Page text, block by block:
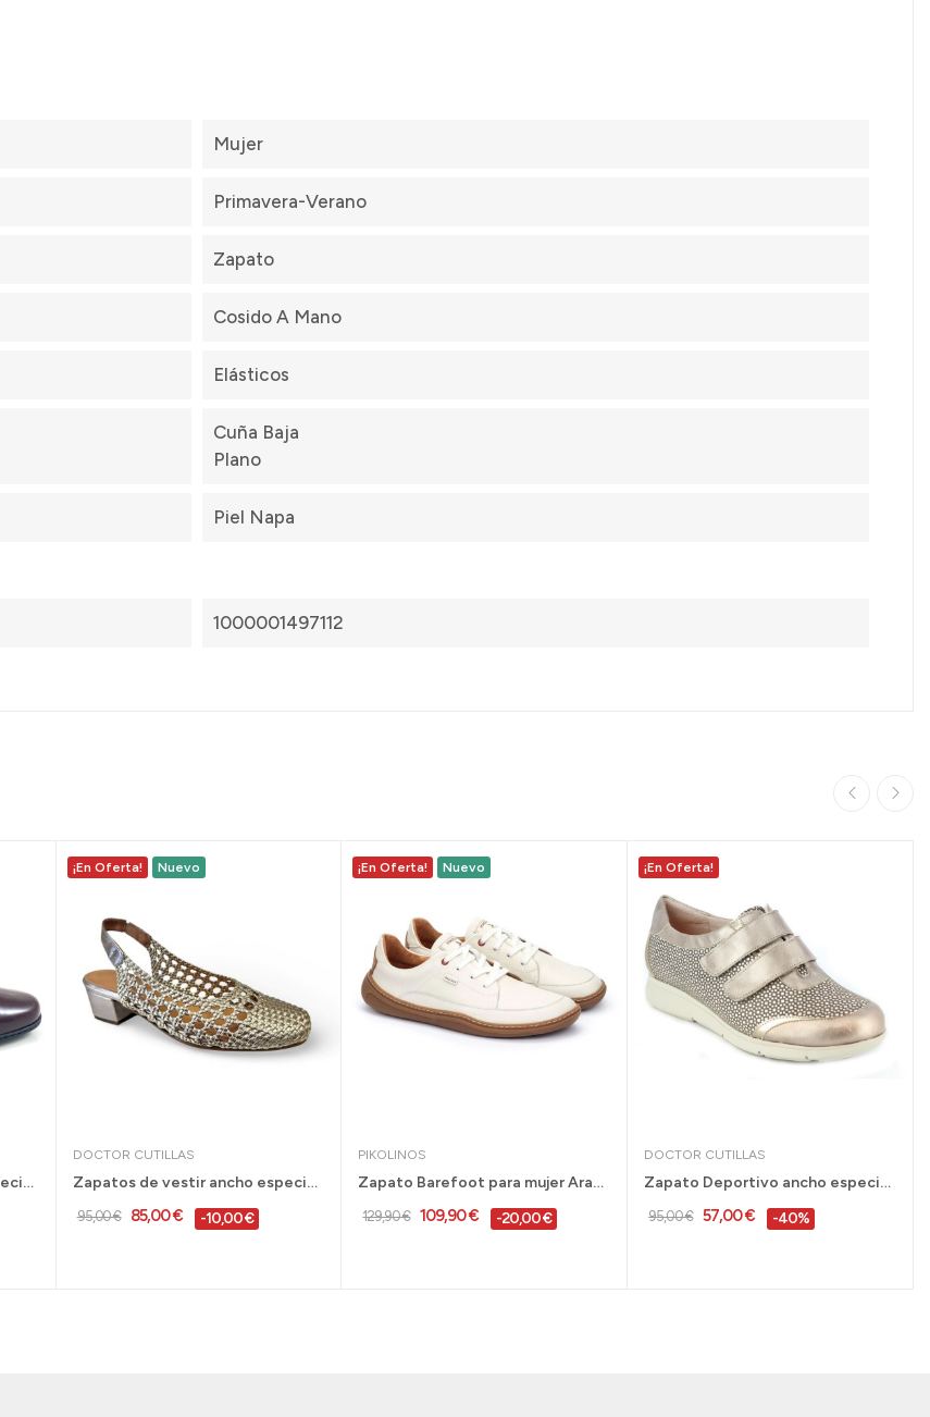
Mujer
Primavera-Verano
Zapato
Cosido A Mano
Elásticos
Cuña Baja
Plano
Piel Napa
1000001497112
Zapato con velcro ancho especial con cuña para...
¡En Oferta! Nuevo
DOCTOR CUTILLAS
Zapatos de vestir ancho especial con tacón...
95,00 € 85,00 € -10,00 €
¡En Oferta! Nuevo
PIKOLINOS
Zapato Barefoot para mujer Aranjuez de...
129,90 € 109,90 € -20,00 €
¡En Oferta!
DOCTOR CUTILLAS
Zapato Deportivo ancho especial mujer tejido...
95,00 € 57,00 € -40%